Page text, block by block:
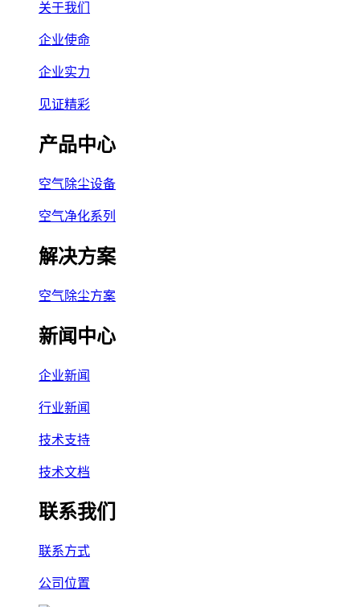
关于我们
企业使命
企业实力
见证精彩
产品中心
空气除尘设备
空气净化系列
解决方案
空气除尘方案
新闻中心
企业新闻
行业新闻
技术支持
技术文档
联系我们
联系方式
公司位置